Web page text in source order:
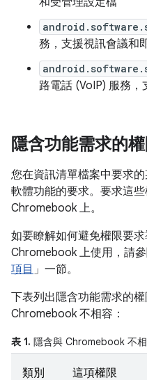
務，支援視訊會議和
路電話 (VoIP) 服務
隱含功能需求的
您在資訊清單檔案中要求
軟體功能的要求。要求這
Chromebook 上。
如要瞭解如何避免權限要
Chromebook 上使用，請參
項目 」一節。
下表列出隱含功能需求的
Chromebook 不相容：
表 1. 隱含與 Chromebook 不相
類別 這項權限